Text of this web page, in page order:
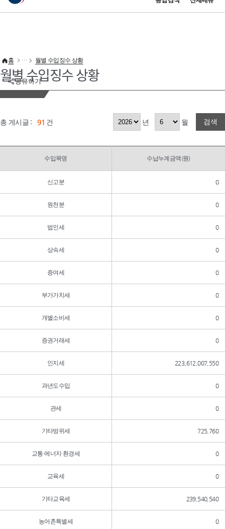
이 누리집은 대한민국 공식 전자정부 누리집입니다.
공유하기
홈 월별 수입징수 상황
월별 수입징수 상황
총 게시글 : 91 건 년 월 검색
수입목명 수납누계금액(원)
신고분 0
원천분 0
법인세 0
상속세 0
증여세 0
부가가치세 0
개별소비세 0
증권거래세 0
인지세 223,612,007,550
과년도수입 0
관세 0
기타방위세 725,760
교통·에너지·환경세 0
교육세 0
기타교육세 239,540,540
농어촌특별세 0